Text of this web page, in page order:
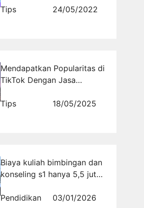
Karyawan
Tips 24/05/2022
Mendapatkan Popularitas di
TikTok Dengan Jasa
Rajakomen.com
Tips 18/05/2025
Biaya kuliah bimbingan dan
konseling s1 hanya 5,5 juta
di bandung kelas karyawan
Pendidikan 03/01/2026